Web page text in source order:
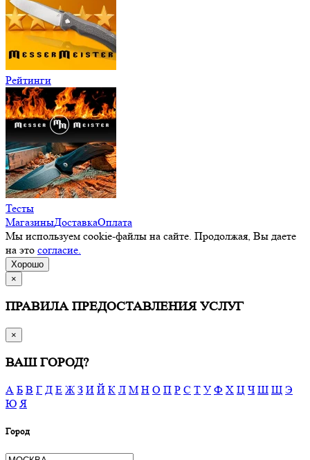
Рейтинги
Тесты
МагазиныДоставкаОплата
Мы используем cookie-файлы на сайте. Продолжая, Вы даете
на это согласие.
Хорошо
×
ПРАВИЛА ПРЕДОСТАВЛЕНИЯ УСЛУГ
×
ВАШ ГОРОД?
А Б В Г Д Е Ж З И Й К Л М Н О П Р С Т У Ф Х Ц Ч Ш Щ Э
Ю Я
Город